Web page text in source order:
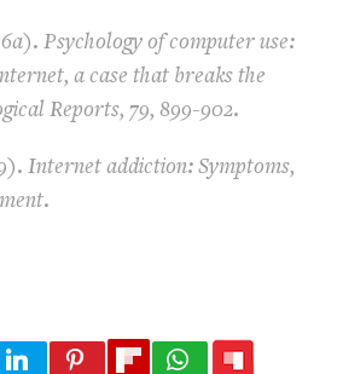
Psychology of computer use:
a case that breaks the
Reports, 79, 899-902.
Internet addiction: Symptoms,